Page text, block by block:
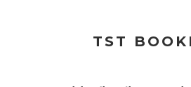
TST